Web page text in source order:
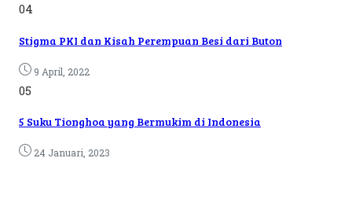
04
Stigma PKI dan Kisah Perempuan Besi dari Buton
9 April, 2022
05
5 Suku Tionghoa yang Bermukim di Indonesia
24 Januari, 2023